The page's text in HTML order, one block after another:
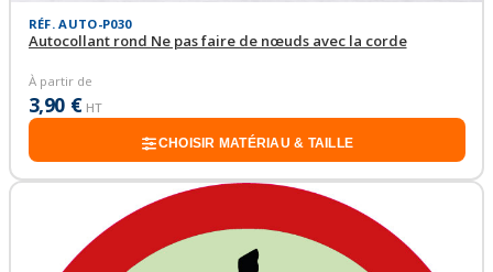
RÉF. AUTO-P030
Autocollant rond Ne pas faire de nœuds avec la corde
À partir de
3,90 € HT
CHOISIR MATÉRIAU & TAILLE